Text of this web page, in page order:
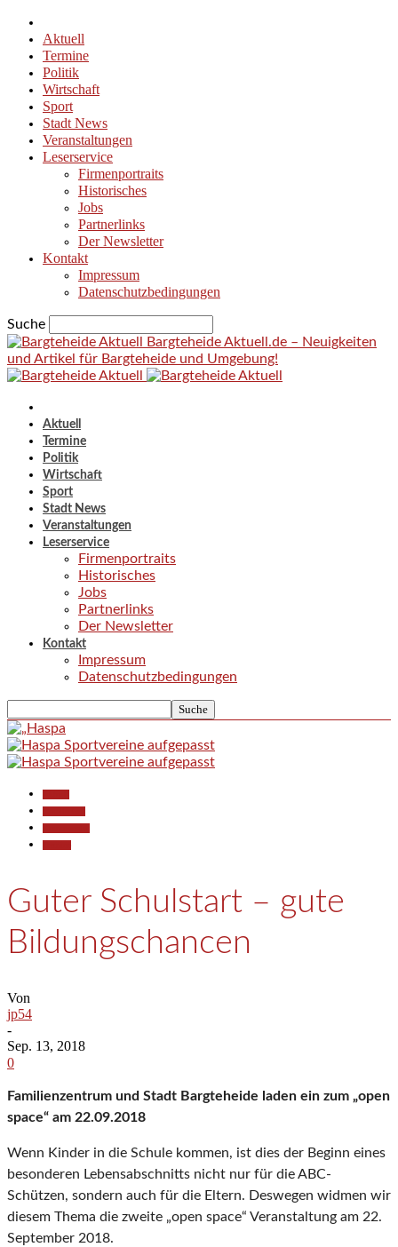
Aktuell
Termine
Politik
Wirtschaft
Sport
Stadt News
Veranstaltungen
Leserservice
Firmenportraits
Historisches
Jobs
Partnerlinks
Der Newsletter
Kontakt
Impressum
Datenschutzbedingungen
Suche
Bargteheide Aktuell.de – Neuigkeiten
und Artikel für Bargteheide und Umgebung!
Aktuell
Termine
Politik
Wirtschaft
Sport
Stadt News
Veranstaltungen
Leserservice
Firmenportraits
Historisches
Jobs
Partnerlinks
Der Newsletter
Kontakt
Impressum
Datenschutzbedingungen
Guter Schulstart – gute
Bildungschancen
Von
jp54
-
Sep. 13, 2018
0
Familienzentrum und Stadt Bargteheide laden ein zum „open
space“ am 22.09.2018
Wenn Kinder in die Schule kommen, ist dies der Beginn eines
besonderen Lebensabschnitts nicht nur für die ABC-
Schützen, sondern auch für die Eltern. Deswegen widmen wir
diesem Thema die zweite „open space“ Veranstaltung am 22.
September 2018.